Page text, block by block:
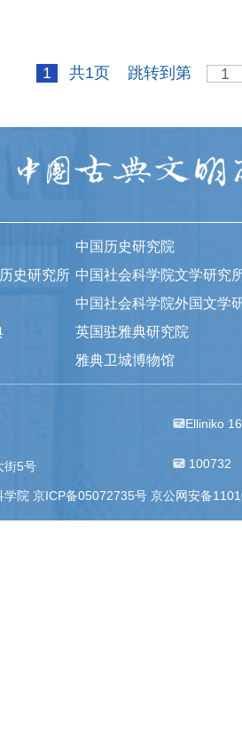
1 共1页 跳转到第
中国历史研究院
史研究所 中国社会科学院文学研究
中国社会科学院外国文学
英国驻雅典研究院
雅典卫城博物馆
Elliniko
街5号 100732
学院 京ICP备05072735号 京公网安备